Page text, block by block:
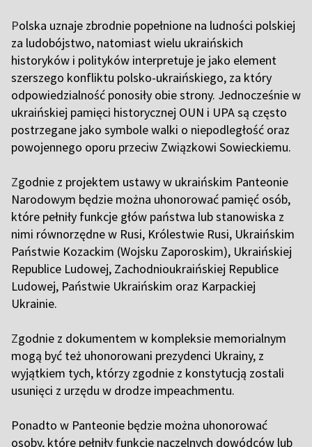
Polska uznaje zbrodnie popełnione na ludności polskiej
za ludobójstwo, natomiast wielu ukraińskich
historyków i polityków interpretuje je jako element
szerszego konfliktu polsko-ukraińskiego, za który
odpowiedzialność ponosiły obie strony. Jednocześnie w
ukraińskiej pamięci historycznej OUN i UPA są często
postrzegane jako symbole walki o niepodległość oraz
powojennego oporu przeciw Związkowi Sowieckiemu.
Zgodnie z projektem ustawy w ukraińskim Panteonie
Narodowym będzie można uhonorować pamięć osób,
które pełniły funkcje głów państwa lub stanowiska z
nimi równorzędne w Rusi, Królestwie Rusi, Ukraińskim
Państwie Kozackim (Wojsku Zaporoskim), Ukraińskiej
Republice Ludowej, Zachodnioukraińskiej Republice
Ludowej, Państwie Ukraińskim oraz Karpackiej
Ukrainie.
Zgodnie z dokumentem w kompleksie memorialnym
mogą być też uhonorowani prezydenci Ukrainy, z
wyjątkiem tych, którzy zgodnie z konstytucją zostali
usunięci z urzędu w drodze impeachmentu.
Ponadto w Panteonie będzie można uhonorować
osoby, które pełniły funkcje naczelnych dowódców lub